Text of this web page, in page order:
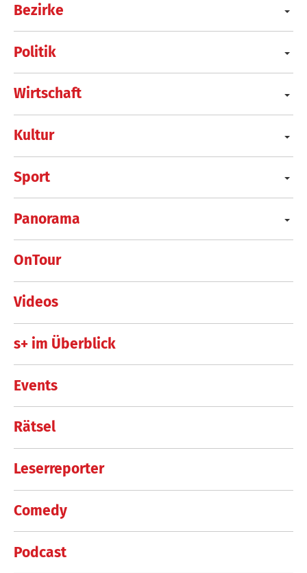
Bezirke
Politik
Wirtschaft
Kultur
Sport
Panorama
OnTour
Videos
s+ im Überblick
Events
Rätsel
Leserreporter
Comedy
Podcast